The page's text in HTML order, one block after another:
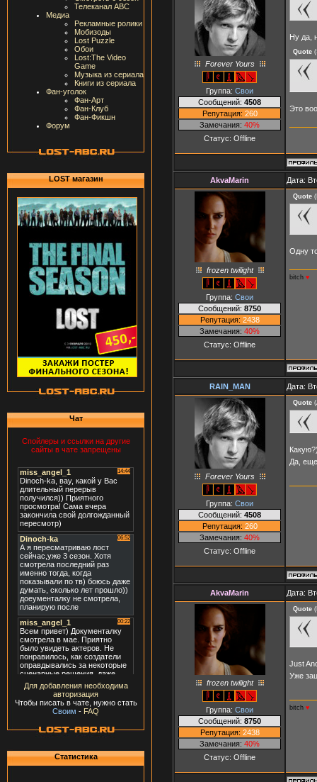
Телеканал ABC
Медиа
Рекламные ролики
Мобизоды
Lost Puzzle
Обои
Lost:The Video
Game
Музыка из сериала
Книги из сериала
Фан-уголок
Фан-Арт
Фан-Клуб
Фан-Фикшн
Форум
LOST магазин
Чат
Спойлеры и ссылки на другие
сайты в чате запрещены
Для добавления необходима
авторизация
Чтобы писать в чате, нужно стать
Своим - FAQ
Статистика
Forever Yours
Группа: Свои
Сообщений: 4508
Репутация: 260
Замечания: 40%
Статус: Offline
Ну да,
Quote (
Это
AkvaMarin Дата:
frozen twilight
Группа: Свои
Сообщений: 8750
Репутация: 2438
Замечания: 40%
Статус: Offline
Quote (
Одну
bitch ♥
RAIN_MAN Дата:
Forever Yours
Группа: Свои
Сообщений: 4508
Репутация: 260
Замечания: 40%
Статус: Offline
Quote (
Да,
AkvaMarin Дата:
frozen twilight
Группа: Свои
Сообщений: 8750
Репутация: 2438
Замечания: 40%
Статус: Offline
Quote (
Just
Уже
bitch ♥